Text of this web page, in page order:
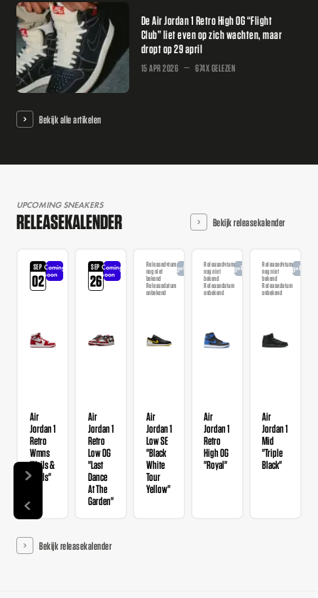
De Air Jordan 1 Retro High OG “Flight
Club” liet even op zich wachten, maar
dropt op 29 april
15 APR 2026 674X GELEZEN
Bekijk alle artikelen
UPCOMING SNEAKERS
RELEASEKALENDER Bekijk releasekalender
SEP
02
Coming
soon
Air
Jordan 1
Retro
Wmns
"Nails &
Grails"
SEP
26
Coming
soon
Air
Jordan 1
Retro
Low OG
"Last
Dance
At The
Garden"
Releasedatum
nog niet
bekend
Releasedatum
onbekend
Aangekondigd
Air
Jordan 1
Low SE
"Black
White
Tour
Yellow"
Releasedatum
nog niet
bekend
Releasedatum
onbekend
Aangekondigd
Air
Jordan 1
Retro
High OG
"Royal"
Releasedatum
nog niet
bekend
Releasedatum
onbekend
Air
Jordan 1
Mid
"Triple
Black"
Bekijk releasekalender